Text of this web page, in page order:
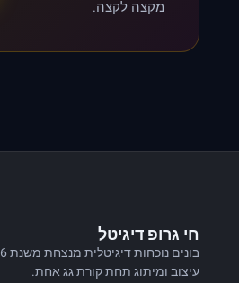
מקצה לקצה.
חי גרופ דיגיטל
עיצוב ומיתוג תחת קורת גג אחת.